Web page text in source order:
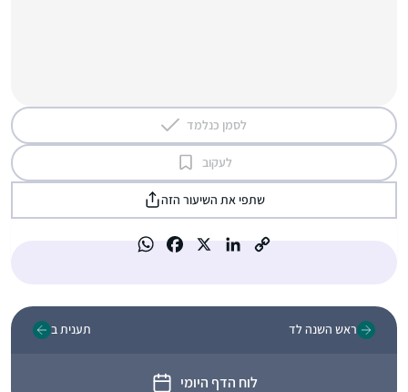
לסמן כנלמד
לעקוב
שתפי את השיעור הזה
ראש השנה לד
לוח הדף היומי
תענית ב